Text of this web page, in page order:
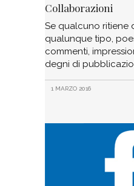
Collaborazioni
Se qualcuno ritiene
qualunque tipo,
commenti,
degni di
1 MARZO 2016